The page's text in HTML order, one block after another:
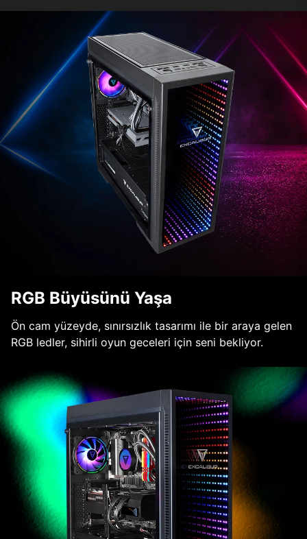
RGB Büyüsünü Yaşa
Ön cam yüzeyde, sınırsızlık tasarımı ile bir araya gelen
RGB ledler, sihirli oyun geceleri için seni bekliyor.